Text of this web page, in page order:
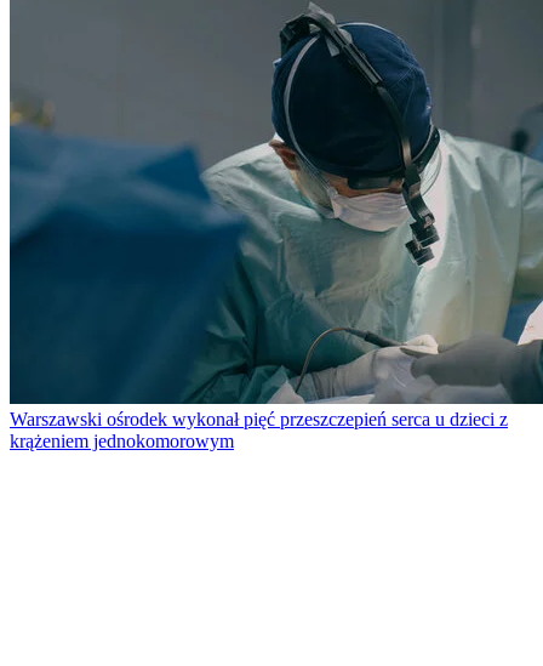
Warszawski ośrodek wykonał pięć przeszczepień serca u dzieci z
krążeniem jednokomorowym